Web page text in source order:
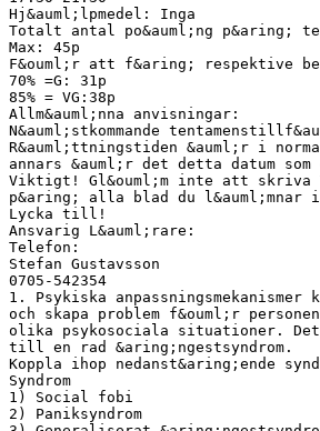
Hj&auml;lpmedel: Inga
Totalt antal po&auml;ng p&aring;
Max: 45p
F&ouml;r att f&aring; respektive
70% =G: 31p
85% = VG:38p
Allm&auml;nna anvisningar:
N&auml;stkommande
R&auml;ttningstiden &auml;r i
annars &auml;r det detta datum
Viktigt! Gl&ouml;m inte att skriva
p&aring; alla blad du l&auml;mnar
Lycka till!
Ansvarig L&auml;rare:
Telefon:
Stefan Gustavsson
0705-542354
1. Psykiska
och skapa problem f&ouml;r
olika psykosociala situationer.
till en rad &aring;ngestsyndrom.
Koppla ihop nedanst&aring;ende
Syndrom
1) Social fobi
2) Paniksyndrom